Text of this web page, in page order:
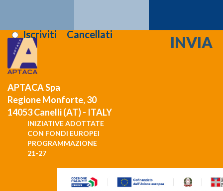
IscrivitiCancellati
APTACA Spa
Regione Monforte, 30
14053 Canelli (AT) - ITALY
INIZIATIVE ADOTTATE
CON FONDI EUROPEI
PROGRAMMAZIONE
21-27